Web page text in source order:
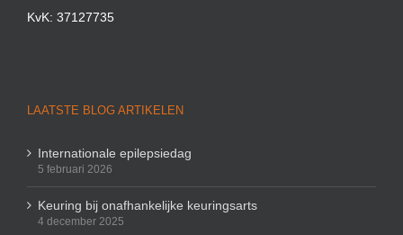
KvK: 37127735
LAATSTE BLOG ARTIKELEN
Internationale epilepsiedag
5 februari 2026
Keuring bij onafhankelijke keuringsarts
4 december 2025